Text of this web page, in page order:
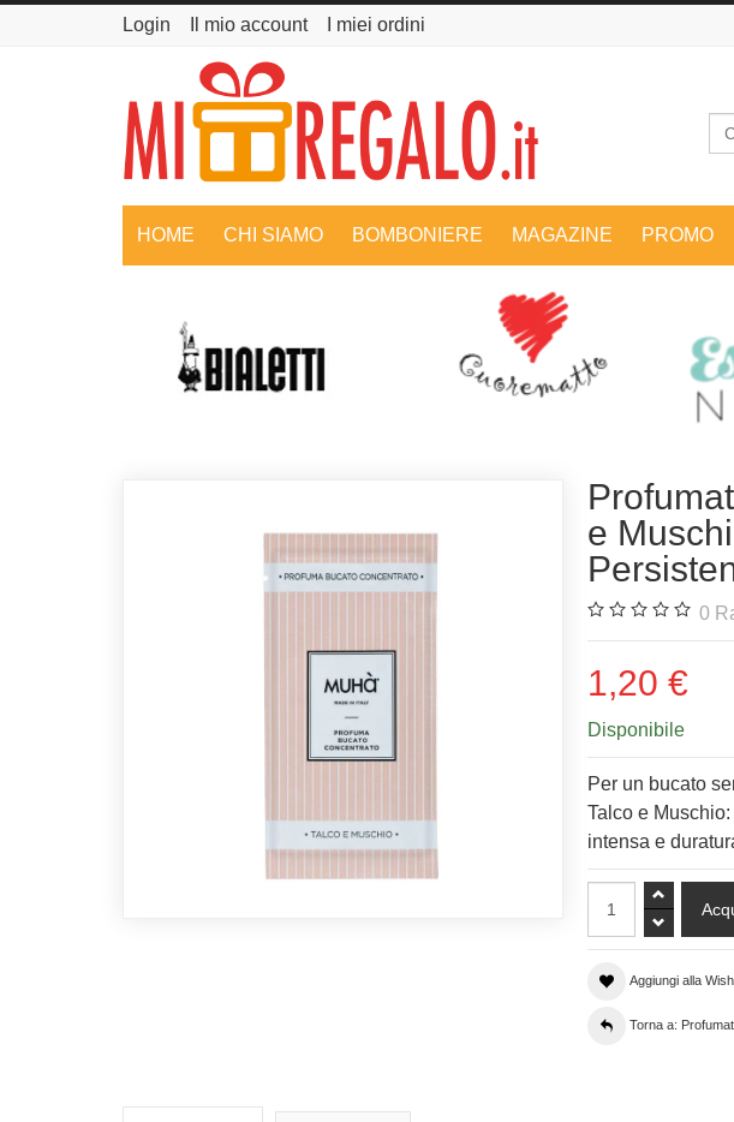
Login Il mio account I miei ordini
HOME CHI SIAMO BOMBONIERE MAGAZINE PROMO
e
0
1,20 €
Disponibile
Per un bucato
Talco e
intensa e
Aggiungi alla
Torna a: